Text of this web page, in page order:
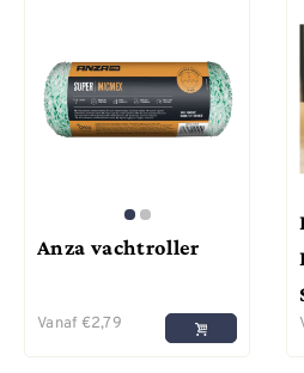
Anza vachtroller
Vanaf €2,79